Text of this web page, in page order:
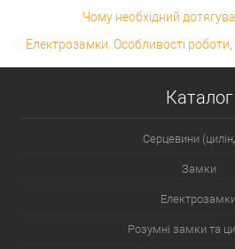
Чому необхідний
Електрозамки. Особливості
Каталог
Серцевини
Замки
Розумні замки та